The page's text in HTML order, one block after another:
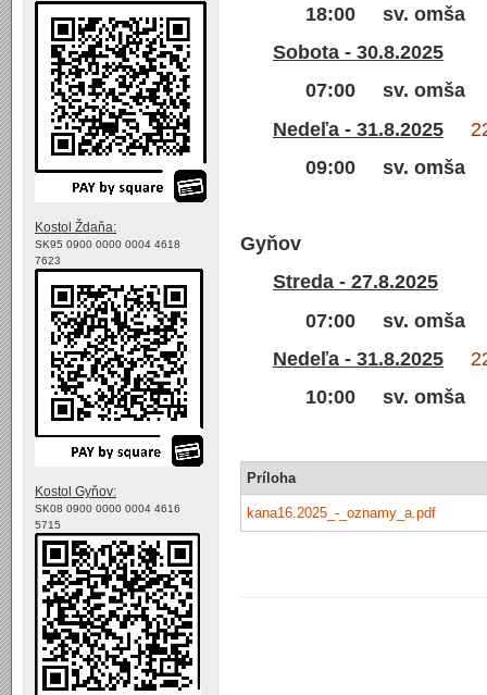
18:00 sv. omša
Sobota - 30.8.2025
07:00 sv. omša
Nedeľa - 31.8.2025
09:00 sv. omša
Gyňov
Streda - 27.8.2025
07:00 sv. omša
Nedeľa - 31.8.2025
10:00 sv. omša
Príloha
kana16.2025_-_oznamy_a.pdf
Kostol Ždaňa:
SK95 0900 0000 0004 4618
7623
Kostol Gyňov:
SK08 0900 0000 0004 4616
5715